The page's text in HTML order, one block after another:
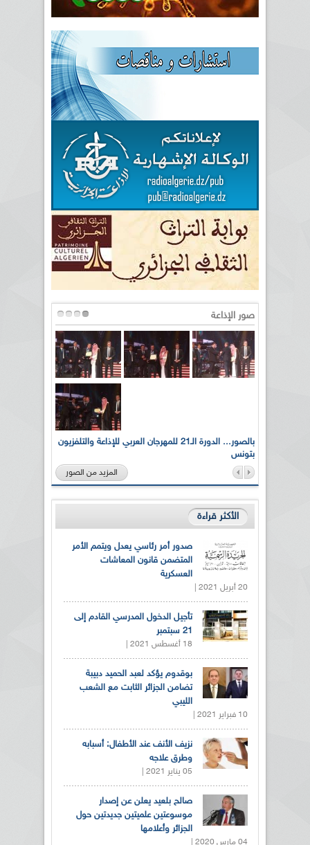
صور الإذاعة
بالصور... الدورة الـ21 للمهرجان العربي للإذاعة والتلفزيون
بتونس
المزيد من الصور
الأكثر قراءة
صدور أمر رئاسي يعدل ويتمم الأمر
المتضمن قانون المعاشات
العسكرية
20 أبريل 2021 |
تأجيل الدخول المدرسي القادم إلى
21 سبتمبر
18 أغسطس 2021 |
بوقدوم يؤكد لعبد الحميد دبيبة
تضامن الجزائر الثابت مع الشعب
الليبي
10 فبراير 2021 |
نزيف الأنف عند الأطفال: أسبابه
وطرق علاجه
05 يناير 2021 |
صالح بلعيد يعلن عن إصدار
موسوعتين علميتين جديدتين حول
الجزائر وأعلامها
04 مارس 2020 |